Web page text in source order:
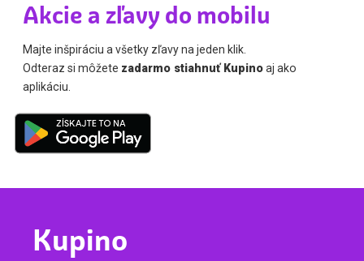
Akcie a zľavy do mobilu
Majte inšpiráciu a všetky zľavy na jeden klik.
Odteraz si môžete zadarmo stiahnuť Kupinoaj ako
aplikáciu.
Kupino